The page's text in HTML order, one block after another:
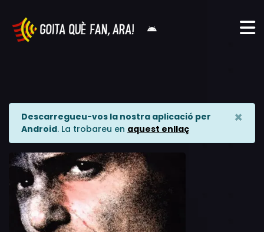
Descarregueu-vos la nostra aplicació per
Android. La trobareu en aquest enllaç
×